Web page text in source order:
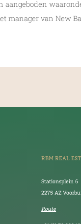
manager van New
RBM REAL
Stationsplein 6
2275 AZ
Route